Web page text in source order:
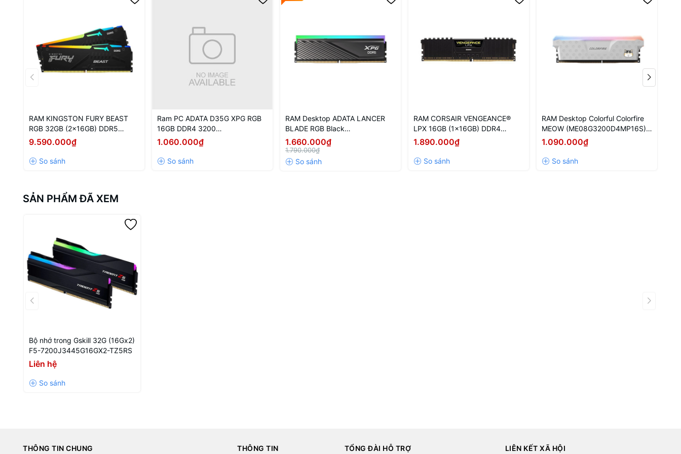
RAM KINGSTON FURY BEAST
RGB 32GB (2x16GB) DDR5
5600Mhz (KF556C40BBAK2-32)
9.590.000₫
Ram PC ADATA D35G XPG RGB
16GB DDR4 3200
(AX4U320016G16A-SBKD35G)
1.060.000₫
RAM Desktop ADATA LANCER
BLADE RGB Black
(AX5U6000C4816G-SLABRBK)
16GB (1x16GB) DDR5 6000MHz
1.660.000₫
1.790.000₫
RAM CORSAIR VENGEANCE®
LPX 16GB (1x16GB) DDR4
3200Mhz
1.890.000₫
RAM Desktop Colorful Colorfire
MEOW (ME08G3200D4MP16S)
8GB (1x8GB) DDR4 3200MHz
1.090.000₫
SẢN PHẨM ĐÃ XEM
Bộ nhớ trong Gskill 32G (16Gx2)
F5-7200J3445G16GX2-TZ5RS
Liên hệ
THÔNG TIN CHUNG THÔNG TIN TỔNG ĐÀI HỖ TRỢ LIÊN KẾT XÃ HỘI